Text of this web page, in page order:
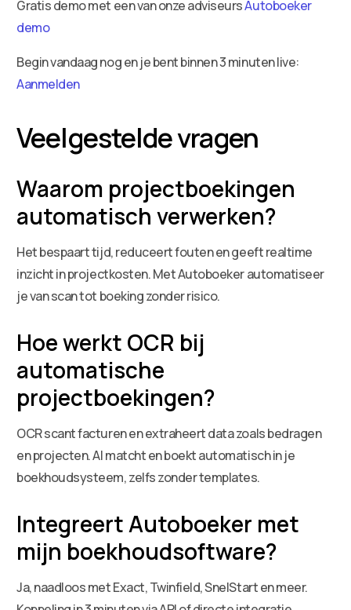
Gratis demo met een van onze adviseursAutoboeker
demo
Begin vandaag nog en je bent binnen 3 minuten live:
Aanmelden
Veelgestelde vragen
Waarom projectboekingen
automatisch verwerken?
Het bespaart tijd, reduceert fouten en geeft realtime
inzicht in projectkosten. Met Autoboeker automatiseer
je van scan tot boeking zonder risico.
Hoe werkt OCR bij
automatische
projectboekingen?
OCR scant facturen en extraheert data zoals bedragen
en projecten. AI matcht en boekt automatisch in je
boekhoudsysteem, zelfs zonder templates.
Integreert Autoboeker met
mijn boekhoudsoftware?
Ja, naadloos met Exact, Twinfield, SnelStart en meer.